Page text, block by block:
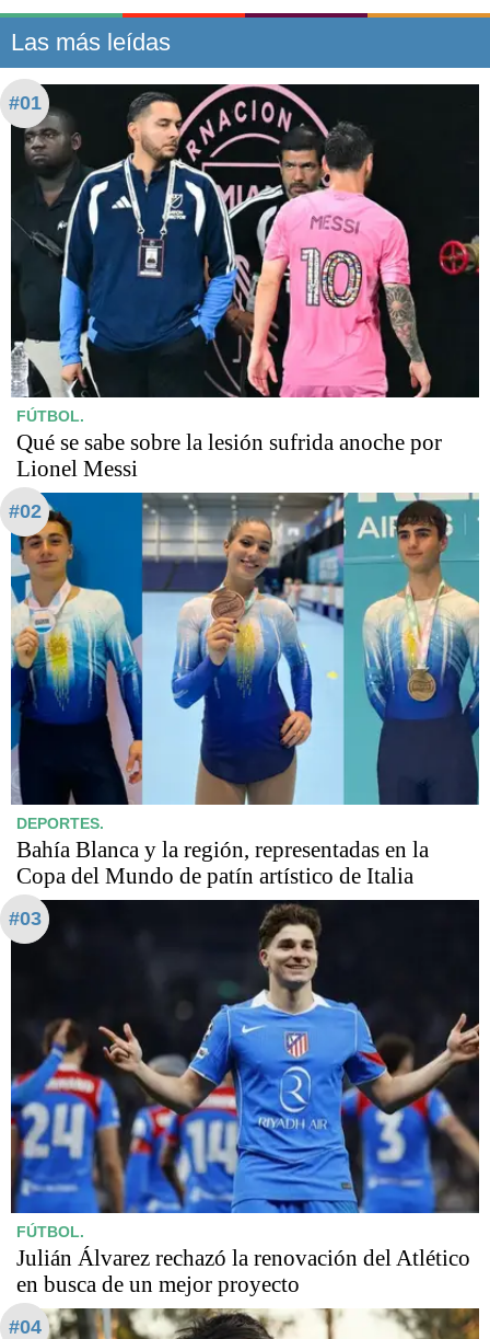
Las más leídas
#01
FÚTBOL.
Qué se sabe sobre la lesión sufrida anoche por
Lionel Messi
#02
DEPORTES.
Bahía Blanca y la región, representadas en la
Copa del Mundo de patín artístico de Italia
#03
FÚTBOL.
Julián Álvarez rechazó la renovación del Atlético
en busca de un mejor proyecto
#04